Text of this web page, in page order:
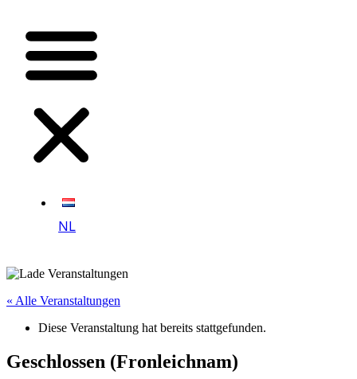
NL
« Alle Veranstaltungen
Diese Veranstaltung hat bereits stattgefunden.
Geschlossen (Fronleichnam)